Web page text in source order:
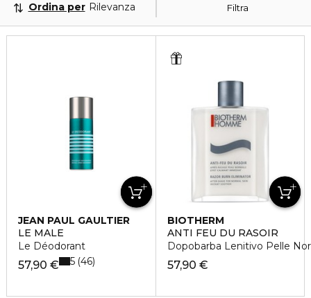
Filtra
Ordina per Rilevanza
JEAN PAUL GAULTIER
LE MALE
Le Déodorant
57,90 € 5 46
BIOTHERM
ANTI FEU DU RASOIR
Dopobarba Lenitivo Pelle
57,90 €